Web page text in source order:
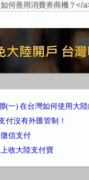
(一) 在台灣如何使用大
付沒有外匯管制！
信支付
收大陸支付寶